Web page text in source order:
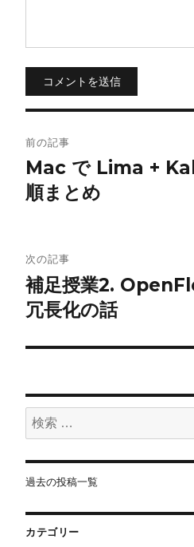
コメントを送信
稿
ナ
ゲ
ー
ン
前の記事
Mac で Lima +
順まとめ
次の記事
補足授業2.
冗長化の話
検
索:
過去の投稿一覧
カテゴリー